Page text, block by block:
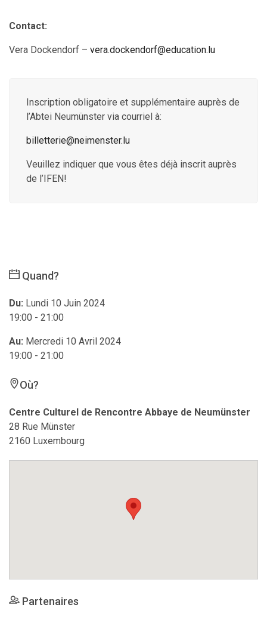
Contact:
Vera Dockendorf – vera.dockendorf@education.lu
Inscription obligatoire et supplémentaire auprès de
l’Abtei Neumünster via courriel à:
billetterie@neimenster.lu
Veuillez indiquer que vous êtes déjà inscrit auprès
de l’IFEN!
Quand?
Du: Lundi 10 Juin 2024
19:00 - 21:00
Au: Mercredi 10 Avril 2024
19:00 - 21:00
Où?
Centre Culturel de Rencontre Abbaye de Neumünster
28 Rue Münster
2160 Luxembourg
Partenaires